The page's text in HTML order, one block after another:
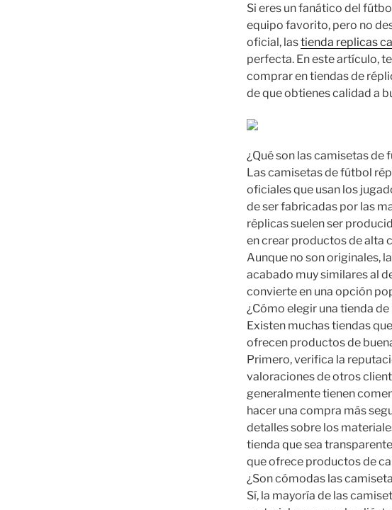
Si eres un fanático del
equipo favorito, pero no
oficial, lastienda replicas
perfecta. En este artículo,
comprar en tiendas de
de que obtienes calidad a
¿Qué son las camisetas de
Las camisetas de fútbol
oficiales que usan los
de ser fabricadas por las
réplicas suelen ser
en crear productos de alta
Aunque no son originales,
acabado muy similares al
convierte en una opción
¿Cómo elegir una tienda
Existen muchas tiendas
ofrecen productos de
Primero, verifica la
valoraciones de otros
generalmente tienen
hacer una compra más
detalles sobre los
tienda que sea
que ofrece productos de
¿Son cómodas las
Sí, la mayoría de las